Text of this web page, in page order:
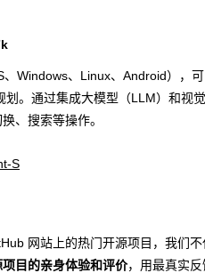
Windows、Linux、Android），
划。通过集成大模型（LLM）和
、搜索等操作。
S
网站上的热门开源项目，我们
项目的亲身体验和评价，用最真实反